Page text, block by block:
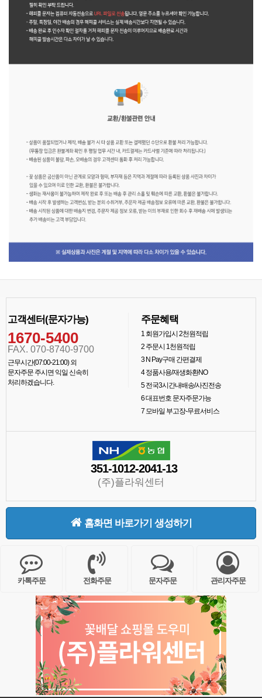
고객센터(문자가능)
1670-5400
FAX. 070-8740-9700
근무시간(07:00-21:00) 외
문자주문 주시면 익일 신속히
처리하겠습니다.
주문혜택
1회원가입시 2천원적립
2주문시 1천원적립
3N Pay구매 간편결제
4정품사용/재생화환NO
5전국3시간내배송/사진전송
6대표번호 문자주문가능
7모바일 부고장-무료서비스
351-1012-2041-13
(주)플라워센터
홈화면 바로가기 생성하기
카톡주문 전화주문 문자주문 관리자주문